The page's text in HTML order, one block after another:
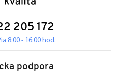
205 172
8:00 - 16:00 hod.
podpora